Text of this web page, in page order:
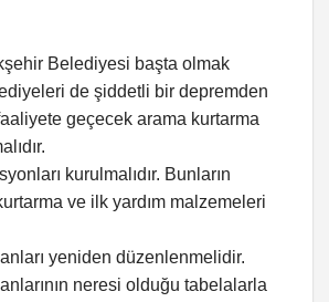
Belediyesi başta olmak
de şiddetli bir depremden
geçecek arama kurtarma
kurulmalıdır. Bunların
ve ilk yardım malzemeleri
yeniden düzenlenmelidir.
neresi olduğu tabelalarla